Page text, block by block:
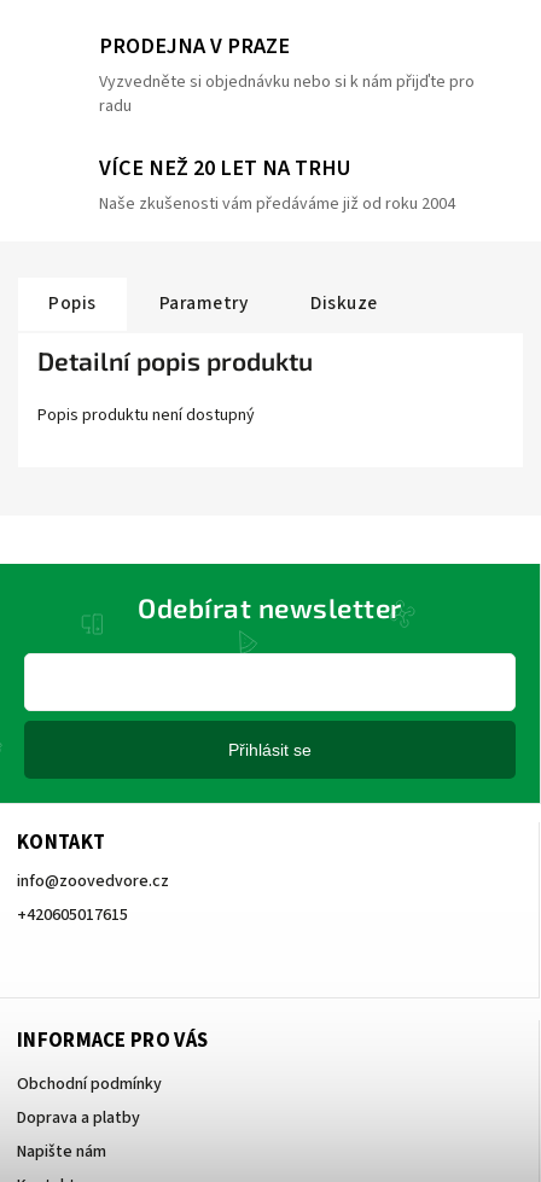
PRODEJNA V PRAZE
Vyzvedněte si objednávku nebo si k nám přijďte pro
radu
VÍCE NEŽ 20 LET NA TRHU
Naše zkušenosti vám předáváme již od roku 2004
Popis Parametry Diskuze
Detailní popis produktu
Popis produktu není dostupný
KONTAKT
info@zoovedvore.cz
+420605017615
INFORMACE PRO VÁS
Obchodní podmínky
Doprava a platby
Napište nám
Odebírat newsletter
Přihlásit se